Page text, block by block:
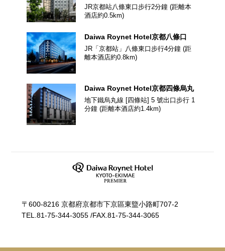
JR京都站八條東口步行2分鐘 (距離本
酒店約0.5km)
Daiwa Roynet Hotel京都八條口
JR「京都站」八條東口步行4分鐘 (距
離本酒店約0.8km)
Daiwa Roynet Hotel京都四條烏丸
地下鐵烏丸線 [四條站] 5 號出口步行 1
分鐘 (距離本酒店約1.4km)
〒600-8216 京都府京都市下京區東盬小路町707-2
TEL.81-75-344-3055 /FAX.81-75-344-3065